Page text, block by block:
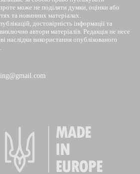
може не поділяти думки, оцінки або
та новинних матеріалах.
достовірність інформації та
автори матеріалів. Редакція не несе
наслідки використання опублікованого